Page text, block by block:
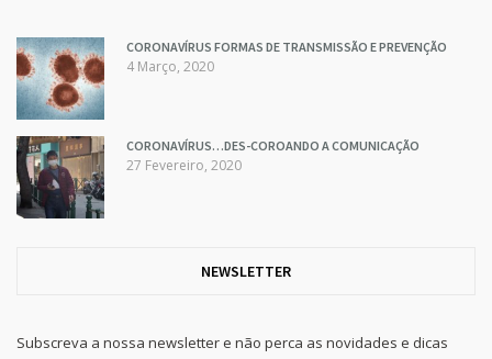
CORONAVÍRUS FORMAS DE TRANSMISSÃO E PREVENÇÃO
4 Março, 2020
CORONAVÍRUS…DES-COROANDO A COMUNICAÇÃO
27 Fevereiro, 2020
NEWSLETTER
Subscreva a nossa newsletter e não perca as novidades e dicas